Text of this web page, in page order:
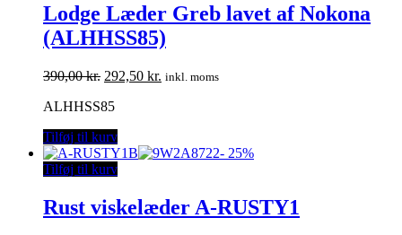
Lodge Læder Greb lavet af Nokona
(ALHHSS85)
390,00kr. Den
pris
390,00 kr..
292,50 kr. Den
inkl. moms
ALHHSS85
Tilføj til kurv
- 25%
Tilføj til kurv
Rust viskelæder A-RUSTY1